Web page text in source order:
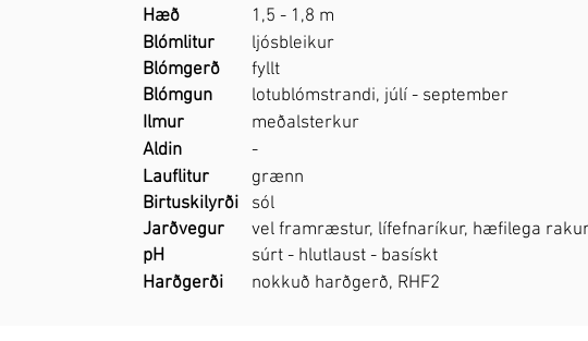
Hæð
1,5 - 1,8 m
Blómlitur
ljósbleikur
Blómgerð
fyllt
Blómgun
lotublómstrandi, júlí - september
Ilmur
meðalsterkur
Aldin
-
Lauflitur
grænn
Birtuskilyrði
sól
Jarðvegur
vel framræstur, lífefnaríkur, hæfilega
pH
súrt - hlutlaust - basískt
Harðgerði
nokkuð harðgerð, RHF2